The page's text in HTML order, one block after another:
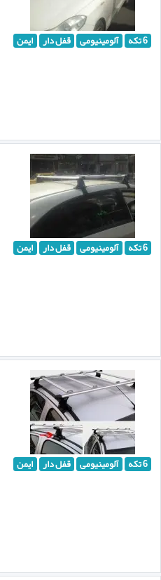
6 تکه آلومینیومی قفل دار ایمن
6 تکه آلومینیومی قفل دار ایمن
6 تکه آلومینیومی قفل دار ایمن